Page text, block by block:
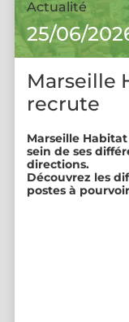
Actualité
25/06/
Marseille
recrute
Marseille
sein de ses
directions.
Découvrez les
postes à